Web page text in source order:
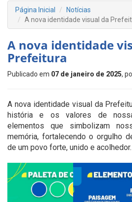
Página Inicial
Notícias
A nova identidade visual da
A nova identidade
Prefeitura
Publicado em 07 de janeiro de 2025,
A nova identidade visual da
história e os valores de
elementos que simbolizam
memória, fortalecendo o orgulho
de um povo forte, unido e acolhedor.